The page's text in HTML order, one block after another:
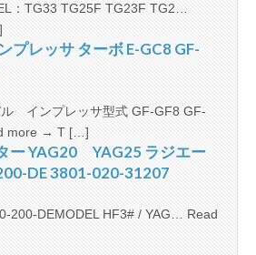
：TG33 TG25F TG23F TG2…
プレッサ ターボ E-GC8 GF-
インプレッサ型式 GF-GF8 GF-
more → T […]
ー YAG20 YAG25 ラジエー
DE 3801-020-31207
200-DEMODEL HF3# / YAG… Read